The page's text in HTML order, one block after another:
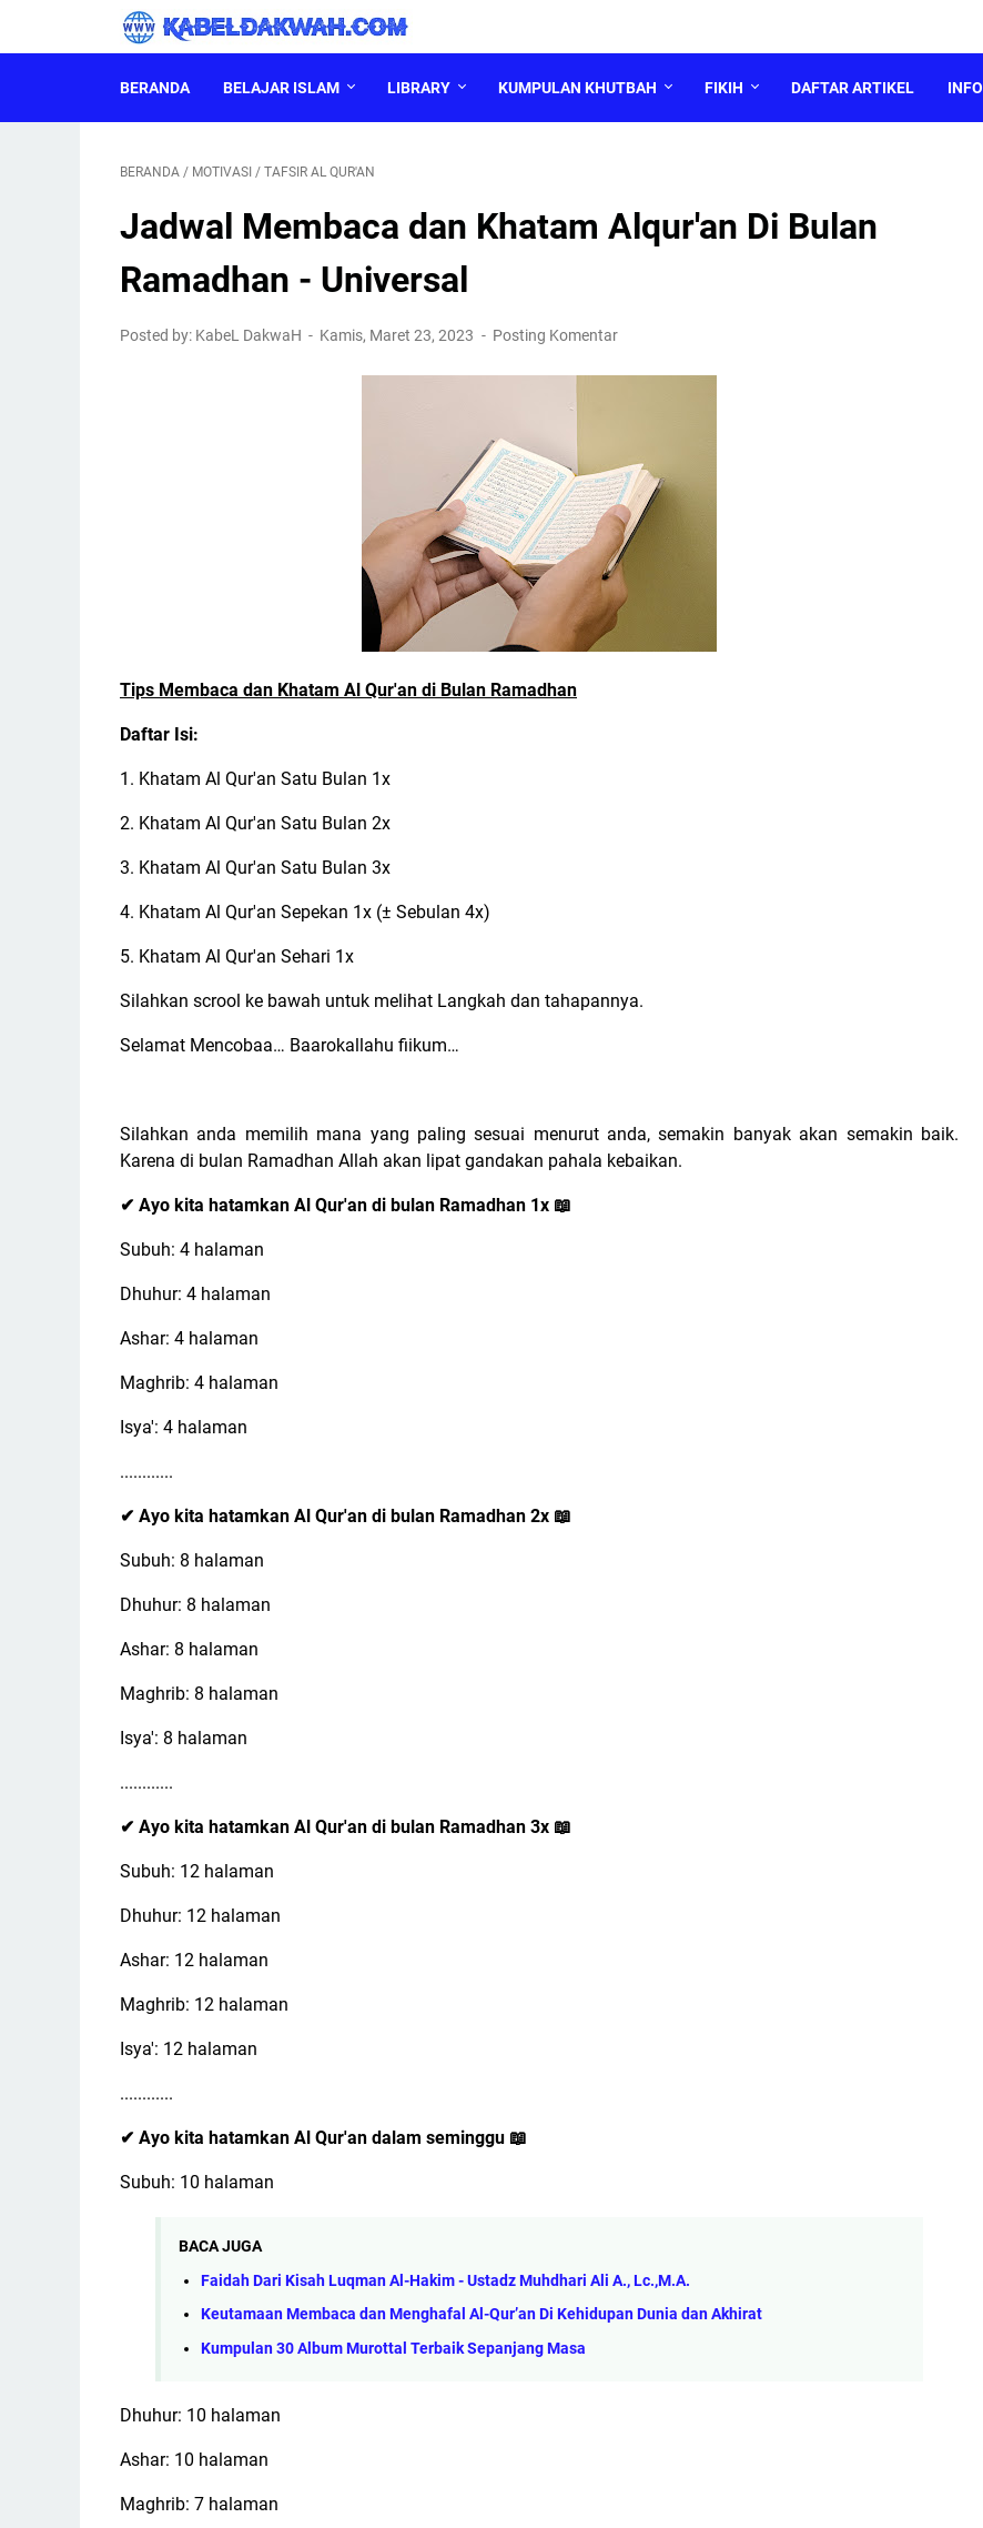
BERANDA BELAJAR ISLAM LIBRARY KUMPULAN KHUTBAH FIKIH DAFTAR ARTIKEL INFO
BERANDA / MOTIVASI / TAFSIR AL QUR'AN
Jadwal Membaca dan Khatam Alqur'an Di Bulan
Ramadhan - Universal
Posted by: KabeL DakwaH Kamis, Maret 23, 2023 Posting Komentar
Tips Membaca dan Khatam Al Qur'an di Bulan Ramadhan
Daftar Isi:
1. Khatam Al Qur'an Satu Bulan 1x
2. Khatam Al Qur'an Satu Bulan 2x
3. Khatam Al Qur'an Satu Bulan 3x
4. Khatam Al Qur'an Sepekan 1x (± Sebulan 4x)
5. Khatam Al Qur'an Sehari 1x
Silahkan scrool ke bawah untuk melihat Langkah dan tahapannya.
Selamat Mencobaa… Baarokallahu fiikum…
Silahkan anda memilih mana yang paling sesuai menurut anda, semakin banyak akan semakin baik.
Karena di bulan Ramadhan Allah akan lipat gandakan pahala kebaikan.
✔ Ayo kita hatamkan Al Qur'an di bulan Ramadhan 1x 📖
Subuh: 4 halaman
Dhuhur: 4 halaman
Ashar: 4 halaman
Maghrib: 4 halaman
Isya': 4 halaman
............
✔ Ayo kita hatamkan Al Qur'an di bulan Ramadhan 2x 📖
Subuh: 8 halaman
Dhuhur: 8 halaman
Ashar: 8 halaman
Maghrib: 8 halaman
Isya': 8 halaman
............
✔ Ayo kita hatamkan Al Qur'an di bulan Ramadhan 3x 📖
Subuh: 12 halaman
Dhuhur: 12 halaman
Ashar: 12 halaman
Maghrib: 12 halaman
Isya': 12 halaman
............
✔ Ayo kita hatamkan Al Qur'an dalam seminggu 📖
Subuh: 10 halaman
BACA JUGA
Faidah Dari Kisah Luqman Al-Hakim - Ustadz Muhdhari Ali A., Lc.,M.A.
Keutamaan Membaca dan Menghafal Al-Qur’an Di Kehidupan Dunia dan Akhirat
Kumpulan 30 Album Murottal Terbaik Sepanjang Masa
Dhuhur: 10 halaman
Ashar: 10 halaman
Maghrib: 7 halaman